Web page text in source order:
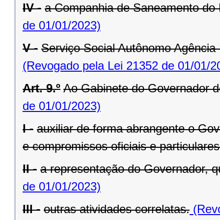
IV - a Companhia de Saneamento
de 01/01/2023)
V - Serviço Social Autônomo
(Revogado pela Lei 21352 de 01/01/
Art. 9.º Ao Gabinete do Governador
de 01/01/2023)
I - auxiliar de forma abrangente o
e compromissos oficiais e
II - a representação do Governador,
de 01/01/2023)
III - outras atividades correlatas.